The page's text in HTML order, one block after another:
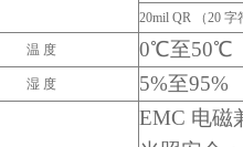
20mil QR
（20 字
温 度 0℃至50℃
湿 度 5%至95%
EMC 电磁